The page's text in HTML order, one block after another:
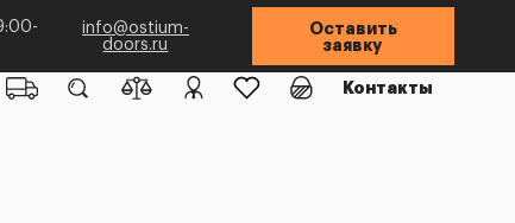
info@ostium-
doors.ru
Оставить
заявку
Контакты